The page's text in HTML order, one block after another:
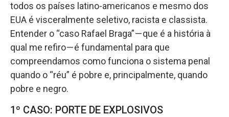
todos os países latino-americanos e mesmo dos
EUA é visceralmente seletivo, racista e classista.
Entender o “caso Rafael Braga” — que é a história à
qual me refiro — é fundamental para que
compreendamos como funciona o sistema penal
quando o “réu” é pobre e, principalmente, quando
pobre e negro.
1º CASO: PORTE DE EXPLOSIVOS